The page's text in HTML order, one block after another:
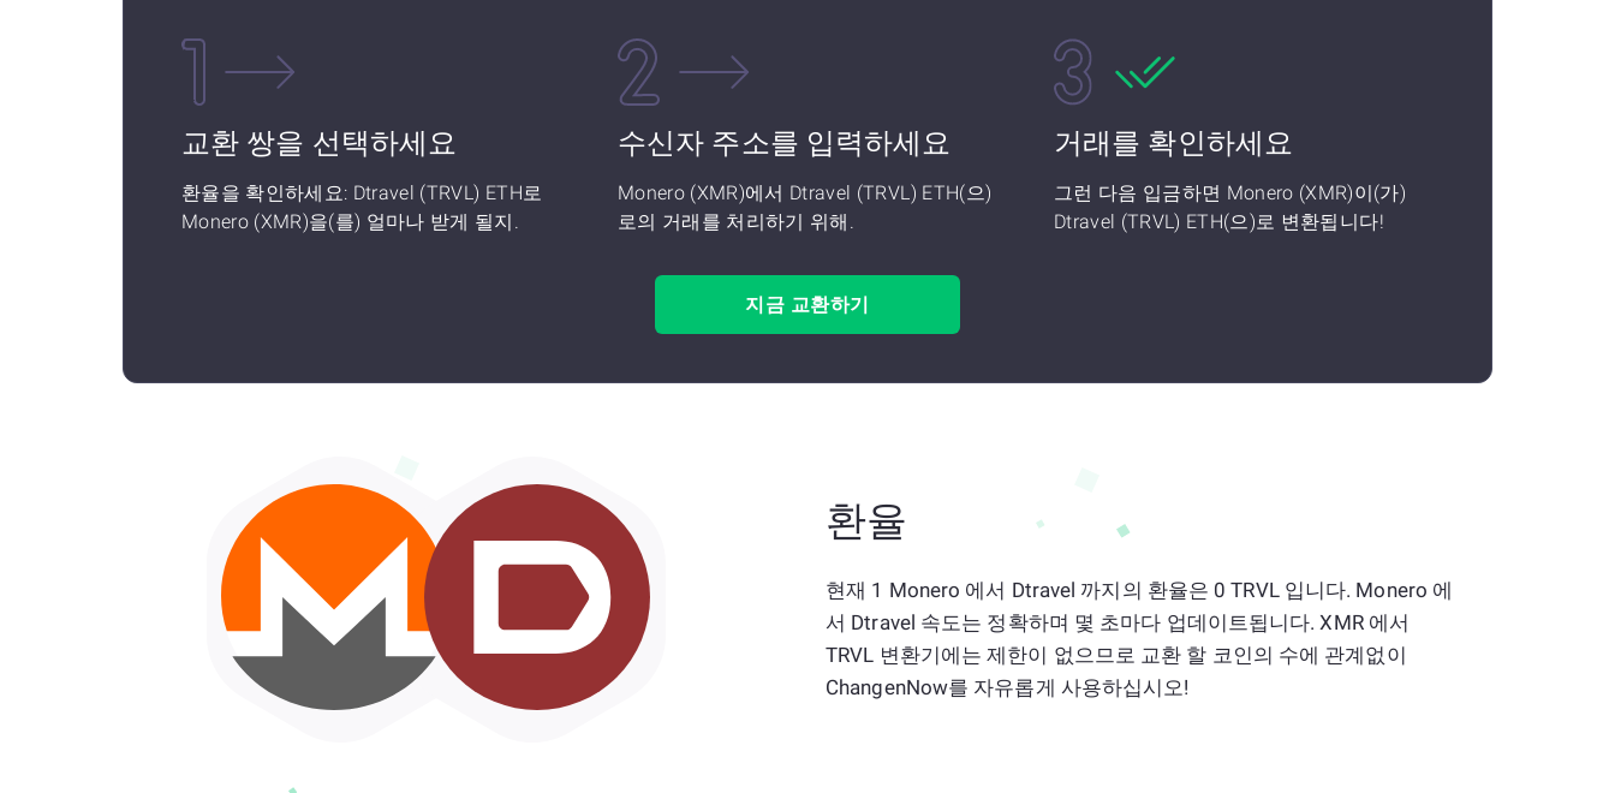
교환 쌍을 선택하세요
환율을 확인하세요: Dtravel (TRVL) ETH로
Monero (XMR)을(를) 얼마나 받게 될지.
수신자 주소를 입력하세요
Monero (XMR)에서 Dtravel (TRVL) ETH(으)
로의 거래를 처리하기 위해.
거래를 확인하세요
그런 다음 입금하면 Monero (XMR)이(가)
Dtravel (TRVL) ETH(으)로 변환됩니다!
지금 교환하기
환율
현재 1 Monero 에서 Dtravel 까지의 환율은 0 TRVL 입니다. Monero 에
서 Dtravel 속도는 정확하며 몇 초마다 업데이트됩니다. XMR 에서
TRVL 변환기에는 제한이 없으므로 교환 할 코인의 수에 관계없이
ChangenNow를 자유롭게 사용하십시오!